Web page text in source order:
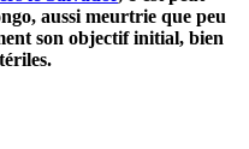
aussi meurtrie que peu
son objectif initial, bien